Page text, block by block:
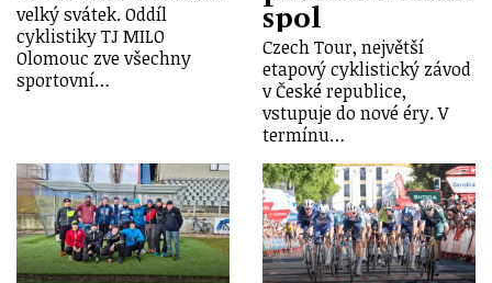
velký svátek. Oddíl
cyklistiky TJ MILO
Olomouc zve všechny
sportovní…
spol
Czech Tour, největší
etapový cyklistický závod
v České republice,
vstupuje do nové éry. V
termínu…